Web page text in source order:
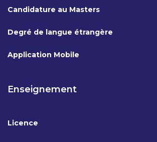
Candidature au Masters
Degré de langue étrangère
Application Mobile
Enseignement
Licence